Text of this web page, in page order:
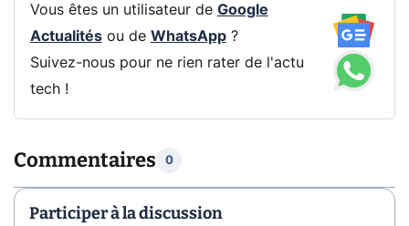
Vous êtes un utilisateur de Google
Actualitésou de WhatsApp?
Suivez-nous pour ne rien rater de l'actu
tech !
Commentaires 0
Participer à la discussion